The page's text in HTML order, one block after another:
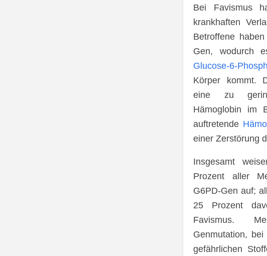
Bei Favismus
krankhaften
Betroffene
Gen, wodurch
Glucose-6-
Körper kommt.
eine zu
Hämoglobin im
auftretende
einer Zerstörung
Insgesamt
Prozent aller
G6PD-Gen auf;
25 Prozent
Favismus.
Genmutation,
gefährlichen